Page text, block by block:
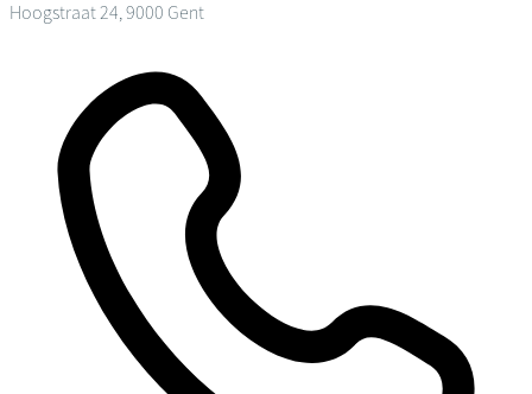
Hoogstraat 24, 9000 Gent